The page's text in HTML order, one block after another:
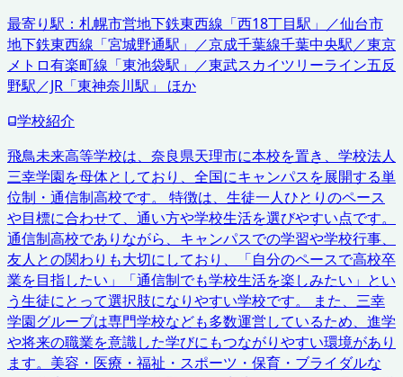
最寄り駅： 札幌市営地下鉄東西線「西18丁目駅」／仙台市
地下鉄東西線「宮城野通駅」／京成千葉線千葉中央駅／東京
メトロ有楽町線「東池袋駅」／東武スカイツリーライン五反
野駅／JR「東神奈川駅」 ほか
学校紹介
飛鳥未来高等学校は、奈良県天理市に本校を置き、学校法人
三幸学園を母体としており、全国にキャンパスを展開する単
位制・通信制高校です。 特徴は、生徒一人ひとりのペース
や目標に合わせて、通い方や学校生活を選びやすい点です。
通信制高校でありながら、キャンパスでの学習や学校行事、
友人との関わりも大切にしており、「自分のペースで高校卒
業を目指したい」「通信制でも学校生活を楽しみたい」とい
う生徒にとって選択肢になりやすい学校です。 また、三幸
学園グループは専門学校なども多数運営しているため、進学
や将来の職業を意識した学びにもつながりやすい環境があり
ます。美容・医療・福祉・スポーツ・保育・ブライダルな